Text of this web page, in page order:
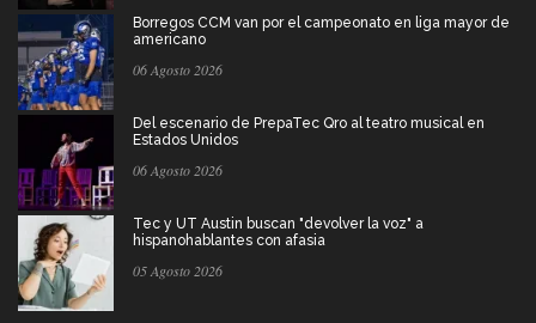
Borregos CCM van por el campeonato en liga mayor de
americano
06 Agosto 2026
Del escenario de PrepaTec Qro al teatro musical en
Estados Unidos
06 Agosto 2026
Tec y UT Austin buscan "devolver la voz" a
hispanohablantes con afasia
05 Agosto 2026